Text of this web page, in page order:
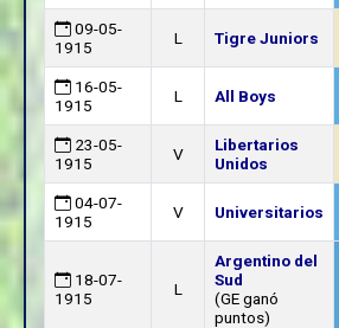
09-05-
1915
L Tigre Juniors
16-05-
1915
L All Boys
23-05-
1915
V
Libertarios
Unidos
04-07-
1915
V Universitarios
18-07-
1915
L
Argentino del
Sud
(GE ganó
puntos)